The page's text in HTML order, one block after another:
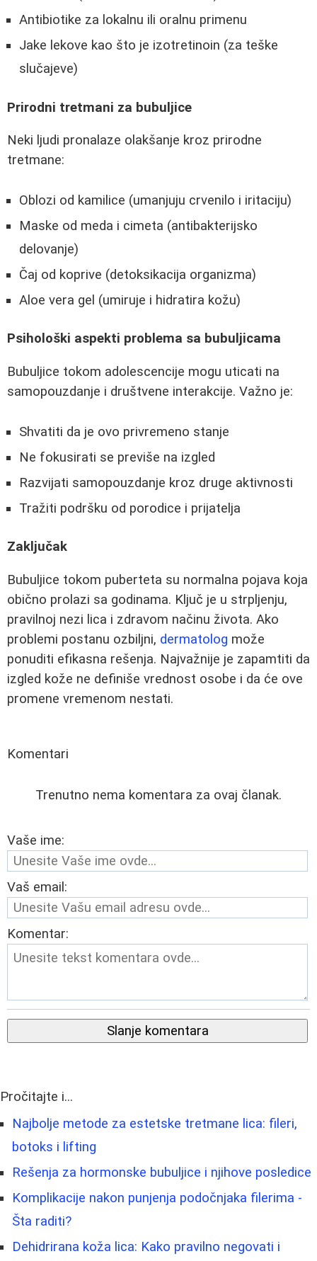
Antibiotike za lokalnu ili oralnu primenu
Jake lekove kao što je izotretinoin (za teške
slučajeve)
Prirodni tretmani za bubuljice
Neki ljudi pronalaze olakšanje kroz prirodne
tretmane:
Oblozi od kamilice (umanjuju crvenilo i iritaciju)
Maske od meda i cimeta (antibakterijsko
delovanje)
Čaj od koprive (detoksikacija organizma)
Aloe vera gel (umiruje i hidratira kožu)
Psihološki aspekti problema sa bubuljicama
Bubuljice tokom adolescencije mogu uticati na
samopouzdanje i društvene interakcije. Važno je:
Shvatiti da je ovo privremeno stanje
Ne fokusirati se previše na izgled
Razvijati samopouzdanje kroz druge aktivnosti
Tražiti podršku od porodice i prijatelja
Zaključak
Bubuljice tokom puberteta su normalna pojava koja
obično prolazi sa godinama. Ključ je u strpljenju,
pravilnoj nezi lica i zdravom načinu života. Ako
problemi postanu ozbiljni, dermatolog može
ponuditi efikasna rešenja. Najvažnije je zapamtiti da
izgled kože ne definiše vrednost osobe i da će ove
promene vremenom nestati.
Komentari
Trenutno nema komentara za ovaj članak.
Vaše ime:
Vaš email:
Komentar:
Slanje komentara
Pročitajte i...
Najbolje metode za estetske tretmane lica: fileri,
botoks i lifting
Rešenja za hormonske bubuljice i njihove posledice
Komplikacije nakon punjenja podočnjaka filerima -
Šta raditi?
Dehidrirana koža lica: Kako pravilno negovati i